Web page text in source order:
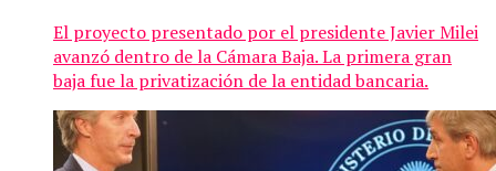
El proyecto presentado por el presidente Javier Milei
avanzó dentro de la Cámara Baja. La primera gran
baja fue la privatización de la entidad bancaria.